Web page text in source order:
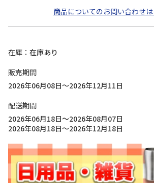
商品についてのお問い合わせ
在庫
在庫あり
販売期間
2026年06月08日～2026年12月11日
配送期間
2026年06月18日～2026年08月07日
2026年08月18日～2026年12月18日